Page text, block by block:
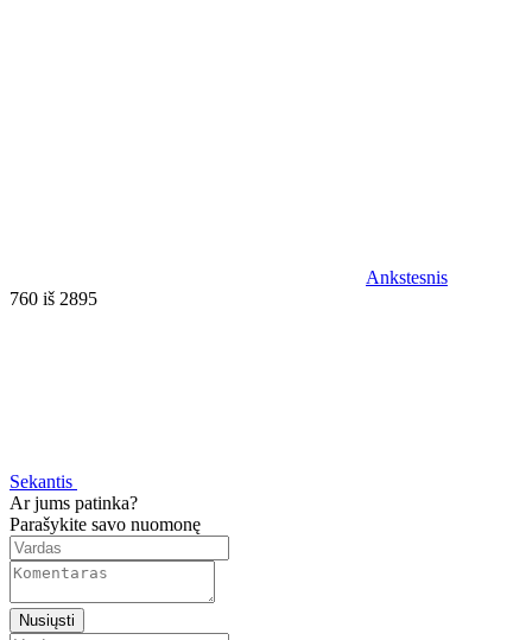
Ankstesnis
760 iš 2895
Sekantis
Ar jums patinka?
Parašykite savo nuomonę
Nusiųsti